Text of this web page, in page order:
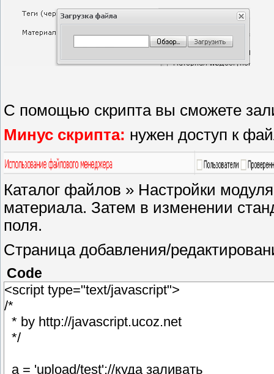
С помощью скрипта вы сможете
Минус скрипта: нужен доступ к
Каталог файлов » Настройки
материала. Затем в изменении
поля.
Страница добавления/
Code
<script type="text/javascript">
/*
* by http://javascript.ucoz.net
*/
_a = 'upload/test';//куда заливать